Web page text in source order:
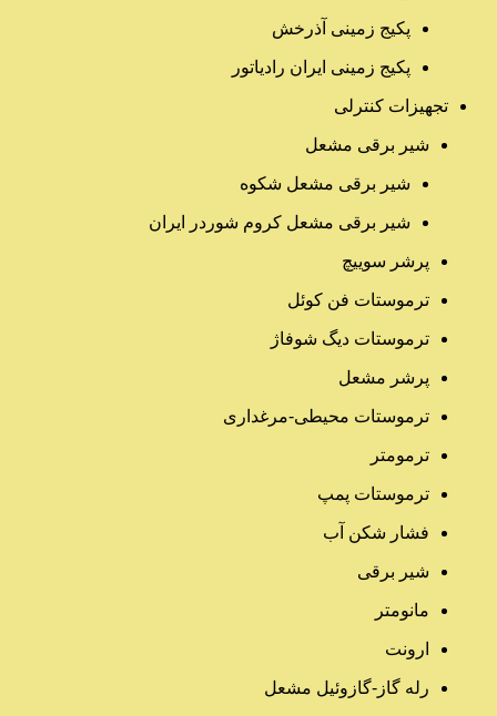
پکیج زمینی آذرخش
پکیج زمینی ایران رادیاتور
تجهیزات کنترلی
شیر برقی مشعل
شیر برقی مشعل شکوه
شیر برقی مشعل کروم شوردر ایران
پرشر سوییچ
ترموستات فن کوئل
ترموستات دیگ شوفاژ
پرشر مشعل
ترموستات محیطی-مرغداری
ترمومتر
ترموستات پمپ
فشار شکن آب
شیر برقی
مانومتر
ارونت
رله گاز-گازوئیل مشعل